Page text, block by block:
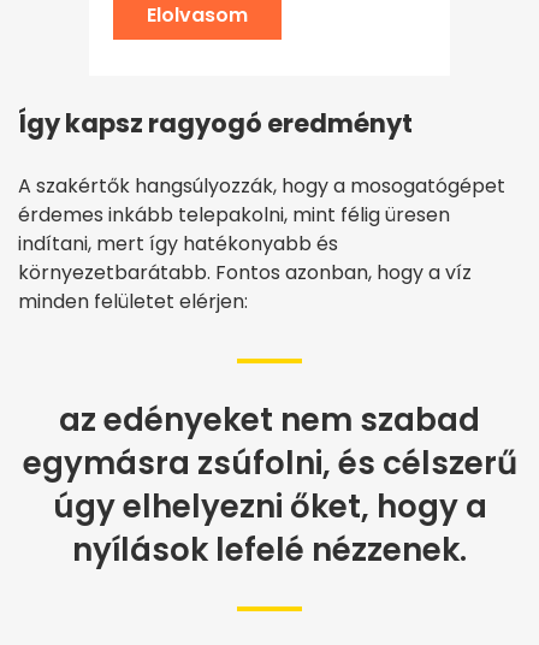
Elolvasom
Így kapsz ragyogó eredményt
A szakértők hangsúlyozzák, hogy a mosogatógépet
érdemes inkább telepakolni, mint félig üresen
indítani, mert így hatékonyabb és
környezetbarátabb. Fontos azonban, hogy a víz
minden felületet elérjen:
az edényeket nem szabad
egymásra zsúfolni, és célszerű
úgy elhelyezni őket, hogy a
nyílások lefelé nézzenek.